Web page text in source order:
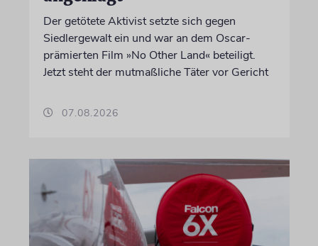
Der getötete Aktivist setzte sich gegen
Siedlergewalt ein und war an dem Oscar-
prämierten Film »No Other Land« beteiligt.
Jetzt steht der mutmaßliche Täter vor Gericht
07.08.2026